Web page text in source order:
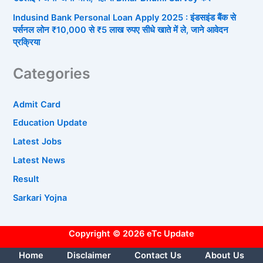
Indusind Bank Personal Loan Apply 2025 : इंडसइंड बैंक से
पर्सनल लोन ₹10,000 से ₹5 लाख रुपए सीधे खाते में ले, जाने आवेदन
प्रक्रिया
Categories
Admit Card
Education Update
Latest Jobs
Latest News
Result
Sarkari Yojna
Copyright © 2026 eTc Update
Home Disclaimer Contact Us About Us